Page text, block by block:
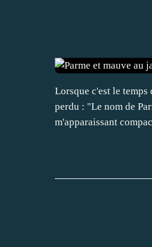
Lorsque c'est le temps
perdu : "Le nom de
m'apparaissant